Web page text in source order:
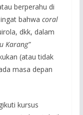
berperahu di
bahwa coral
dkk, dalam
Karang”
(atau tidak
masa depan
kursus